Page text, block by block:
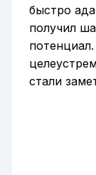
быстро
получил
стали